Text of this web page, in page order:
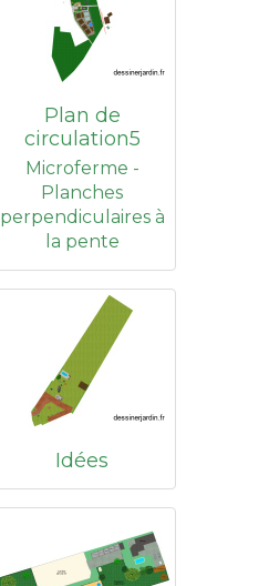
Plan de
circulation5
Microferme -
Planches
perpendiculaires à
la pente
Idées